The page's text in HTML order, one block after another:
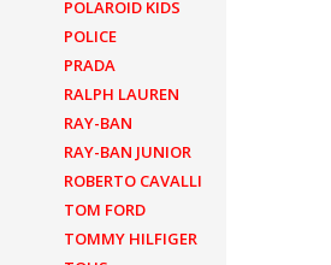
POLAROID KIDS
POLICE
PRADA
RALPH LAUREN
RAY-BAN
RAY-BAN JUNIOR
ROBERTO CAVALLI
TOM FORD
TOMMY HILFIGER